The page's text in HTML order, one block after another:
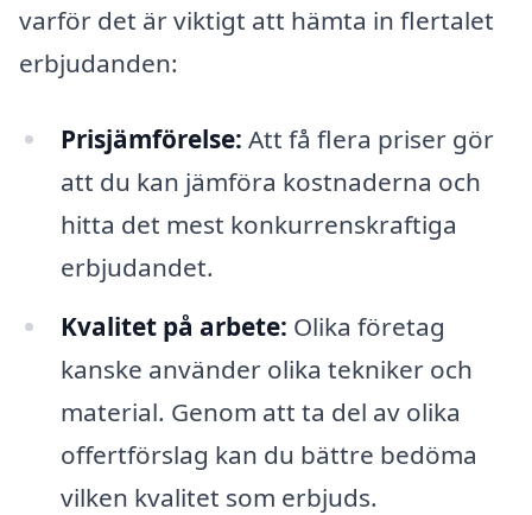
varför det är viktigt att hämta in flertalet
erbjudanden:
Prisjämförelse: Att få flera priser gör
att du kan jämföra kostnaderna och
hitta det mest konkurrenskraftiga
erbjudandet.
Kvalitet på arbete: Olika företag
kanske använder olika tekniker och
material. Genom att ta del av olika
offertförslag kan du bättre bedöma
vilken kvalitet som erbjuds.